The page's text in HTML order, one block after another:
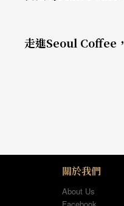
走進Seoul Coffee
關於我們
About Us